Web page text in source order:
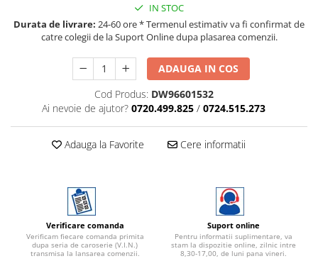
IN STOC
Durata de livrare: 24-60 ore * Termenul estimativ va fi confirmat de
catre colegii de la Suport Online dupa plasarea comenzii.
ADAUGA IN COS
Cod Produs: DW96601532
Ai nevoie de ajutor? 0720.499.825 / 0724.515.273
Adauga la Favorite Cere informatii
Verificare comanda
Verificam fiecare comanda primita
dupa seria de caroserie (V.I.N.)
transmisa la lansarea comenzii.
Suport online
Pentru informatii suplimentare, va
stam la dispozitie online, zilnic intre
8,30-17,00, de luni pana vineri.